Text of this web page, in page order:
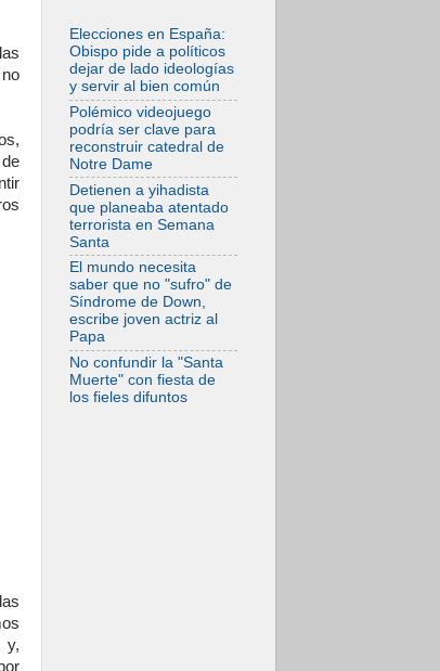
y,
06.08.2026
Líbano: Reanudan
los coloquios en
Roma en medio de
tensiones y ataques
en el sur del país
06.08.2026
Hiroshima y
Nagasaki, 81 años
después.
Comienzan "Diez
Días Oración por la
Paz"
Elecciones en España:
Obispo pide a políticos
dejar de lado ideologías
y servir al bien común
Polémico videojuego
podría ser clave para
reconstruir catedral de
Notre Dame
Detienen a yihadista
que planeaba atentado
terrorista en Semana
Santa
El mundo necesita
saber que no "sufro" de
Síndrome de Down,
escribe joven actriz al
Papa
No confundir la "Santa
Muerte" con fiesta de
los fieles difuntos